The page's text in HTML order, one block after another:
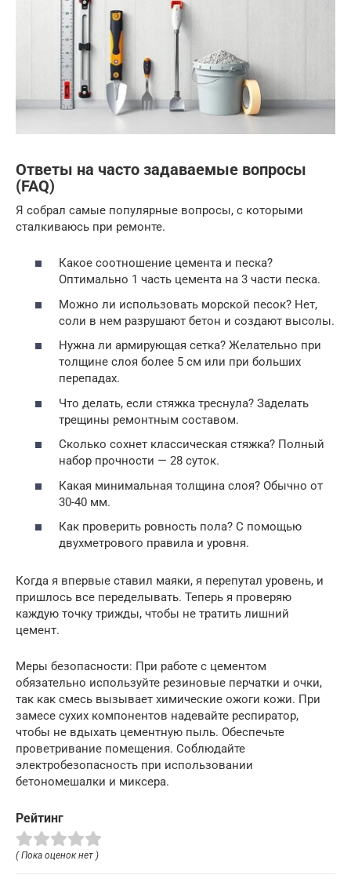
Ответы на часто задаваемые вопросы
(FAQ)
Я собрал самые популярные вопросы, с которыми
сталкиваюсь при ремонте.
Какое соотношение цемента и песка?
Оптимально 1 часть цемента на 3 части песка.
Можно ли использовать морской песок? Нет,
соли в нем разрушают бетон и создают высолы.
Нужна ли армирующая сетка? Желательно при
толщине слоя более 5 см или при больших
перепадах.
Что делать, если стяжка треснула? Заделать
трещины ремонтным составом.
Сколько сохнет классическая стяжка? Полный
набор прочности — 28 суток.
Какая минимальная толщина слоя? Обычно от
30-40 мм.
Как проверить ровность пола? С помощью
двухметрового правила и уровня.
Когда я впервые ставил маяки, я перепутал уровень, и
пришлось все переделывать. Теперь я проверяю
каждую точку трижды, чтобы не тратить лишний
цемент.
Меры безопасности: При работе с цементом
обязательно используйте резиновые перчатки и очки,
так как смесь вызывает химические ожоги кожи. При
замесе сухих компонентов надевайте респиратор,
чтобы не вдыхать цементную пыль. Обеспечьте
проветривание помещения. Соблюдайте
электробезопасность при использовании
бетономешалки и миксера.
Рейтинг
( Пока оценок нет )